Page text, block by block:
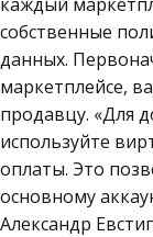
собственные
данных.
маркетплейсе,
продавцу. «Для
используйте
оплаты. Это
основному
Александр